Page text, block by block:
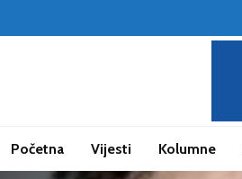
Početna Vijesti Kolumne